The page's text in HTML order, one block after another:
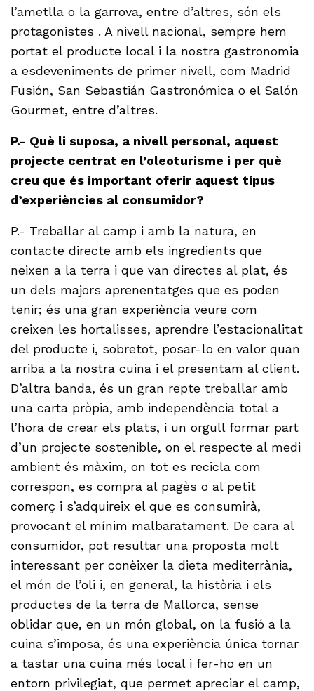
l’ametlla o la garrova, entre d’altres, són els
protagonistes . A nivell nacional, sempre hem
portat el producte local i la nostra gastronomia
a esdeveniments de primer nivell, com Madrid
Fusión, San Sebastián Gastronómica o el Salón
Gourmet, entre d’altres.
P.- Què li suposa, a nivell personal, aquest
projecte centrat en l’oleoturisme i per què
creu que és important oferir aquest tipus
d’experiències al consumidor?
P.- Treballar al camp i amb la natura, en
contacte directe amb els ingredients que
neixen a la terra i que van directes al plat, és
un dels majors aprenentatges que es poden
tenir; és una gran experiència veure com
creixen les hortalisses, aprendre l’estacionalitat
del producte i, sobretot, posar-lo en valor quan
arriba a la nostra cuina i el presentam al client.
D’altra banda, és un gran repte treballar amb
una carta pròpia, amb independència total a
l’hora de crear els plats, i un orgull formar part
d’un projecte sostenible, on el respecte al medi
ambient és màxim, on tot es recicla com
correspon, es compra al pagès o al petit
comerç i s’adquireix el que es consumirà,
provocant el mínim malbaratament. De cara al
consumidor, pot resultar una proposta molt
interessant per conèixer la dieta mediterrània,
el món de l’oli i, en general, la història i els
productes de la terra de Mallorca, sense
oblidar que, en un món global, on la fusió a la
cuina s’imposa, és una experiència única tornar
a tastar una cuina més local i fer-ho en un
entorn privilegiat, que permet apreciar el camp,